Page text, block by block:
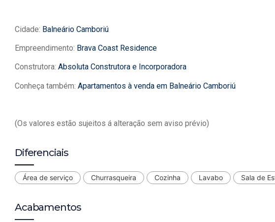
Cidade: Balneário Camboriú
Empreendimento: Brava Coast Residence
Construtora: Absoluta Construtora e Incorporadora
Conheça também: Apartamentos à venda em Balneário Camboriú
(Os valores estão sujeitos á alteração sem aviso prévio)
Diferenciais
Área de serviço Churrasqueira Cozinha Lavabo Sala de
Acabamentos